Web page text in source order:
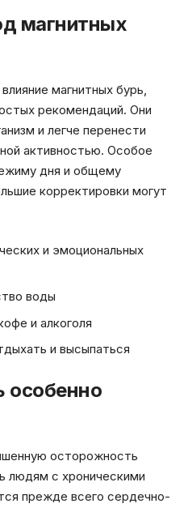
магнитных
магнитных бурь,
рекомендаций. Они
и легче перенести
активностью. Особое
дня и общему
корректировки могут
и эмоциональных
воды
и алкоголя
и высыпаться
особенно
осторожность
людям с хроническими
прежде всего сердечно-